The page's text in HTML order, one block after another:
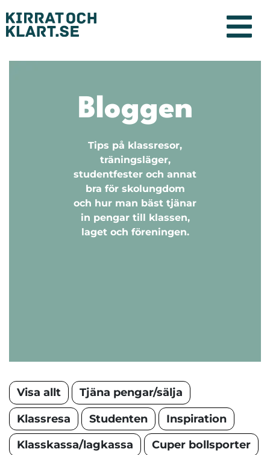
Bloggen
Tips på klassresor,
träningsläger,
studentfester och annat
bra för skolungdom
och hur man bäst tjänar
in pengar till klassen,
laget och föreningen.
Visa allt Tjäna pengar/sälja
Klassresa Studenten Inspiration
Klasskassa/lagkassa Cuper bollsporter